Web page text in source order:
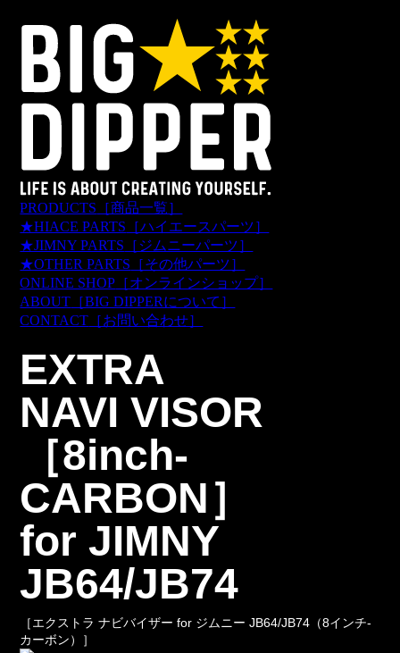
PRODUCTS ［商品一覧］
★HIACE PARTS ［ハイエースパーツ］
★JIMNY PARTS ［ジムニーパーツ］
★OTHER PARTS ［その他パーツ］
ONLINE SHOP ［オンラインショップ］
ABOUT ［BIG DIPPERについて］
CONTACT ［お問い合わせ］
EXTRA
NAVI VISOR
［8inch-
CARBON］
for JIMNY
JB64/JB74
［エクストラ ナビバイザー for ジムニー JB64/JB74（8インチ-
カーボン）］